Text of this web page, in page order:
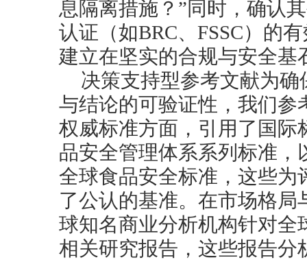
息隔离措施？”同时，确认
认证（如BRC、FSSC）的
建立在坚实的合规与安全基
决策支持型参考文献为
与结论的可验证性，我们
权威标准方面，引用了国际
品安全管理体系系列标准，
全球食品安全标准，这些
了公认的基准。在市场格
球知名商业分析机构针对
相关研究报告，这些报告